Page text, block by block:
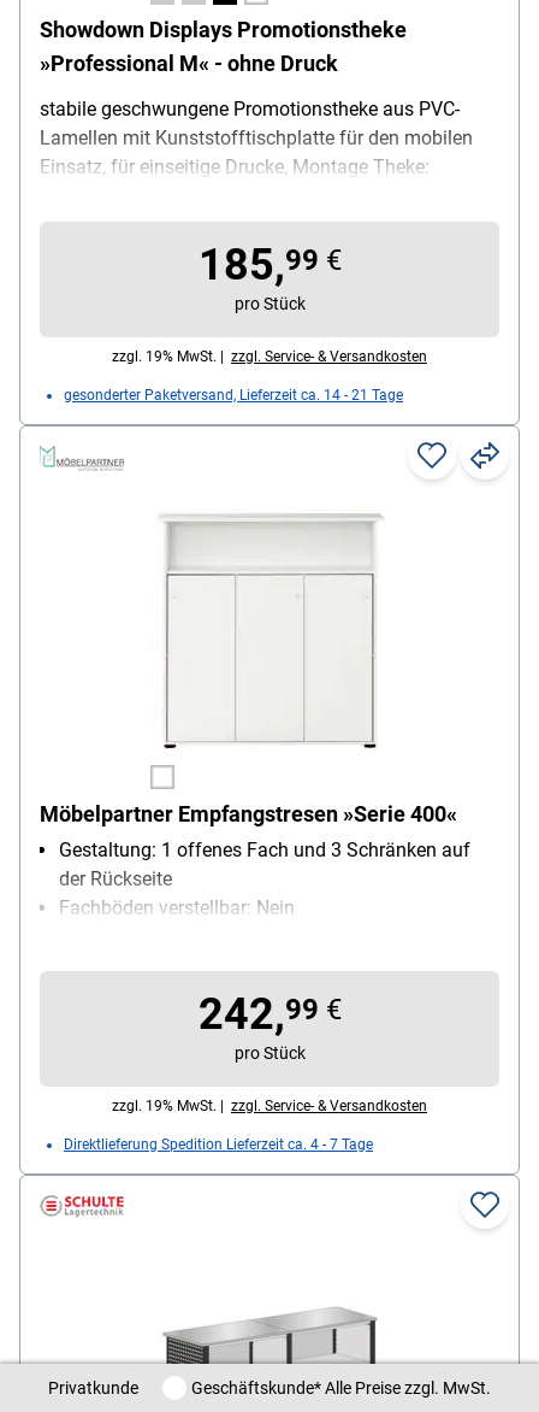
Showdown Displays Promotionstheke
»Professional M« - ohne Druck
stabile geschwungene Promotionstheke aus PVC-
Lamellen mit Kunststofftischplatte für den mobilen
Einsatz, für einseitige Drucke, Montage Theke:
werkzeugloser Aufbau / optional zusätzliches
Regalbrett einhängbar, Material Theke: PVC-Lamellen,
Material Sockel: Kunststoff, Maße (B/T/H): 90 / 47 /
93 cm, Gewicht: 9.55 kg, Lieferumfang:
Promotionstheke (nur Gestell ohne Druck) /
Tischplatte / Tragetasche
185,99 €
pro Stück
zzgl. 19% MwSt. | zzgl. Service- & Versandkosten
gesonderter Paketversand, Lieferzeit ca. 14 - 21 Tage
Möbelpartner Empfangstresen »Serie 400«
Gestaltung: 1 offenes Fach und 3 Schränken auf
der Rückseite
Fachböden verstellbar: Nein
242,99 €
pro Stück
zzgl. 19% MwSt. | zzgl. Service- & Versandkosten
Direktlieferung Spedition Lieferzeit ca. 4 - 7 Tage
PrivatkundePrivatkunde / Geschäftskunde
Geschäftskunde* Alle Preise zzgl. MwSt.